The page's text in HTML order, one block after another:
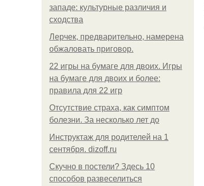
западе: культурные различия и
сходства
Лерчек, предварительно, намерена
обжаловать приговор.
22 игры на бумаге для двоих. Игры
на бумаге для двоих и более:
правила для 22 игр
Отсутствие страха, как симптом
болезни. За несколько лет до
Инструктаж для родителей на 1
сентября. dizoff.ru
Скучно в постели? Здесь 10
способов развеселиться